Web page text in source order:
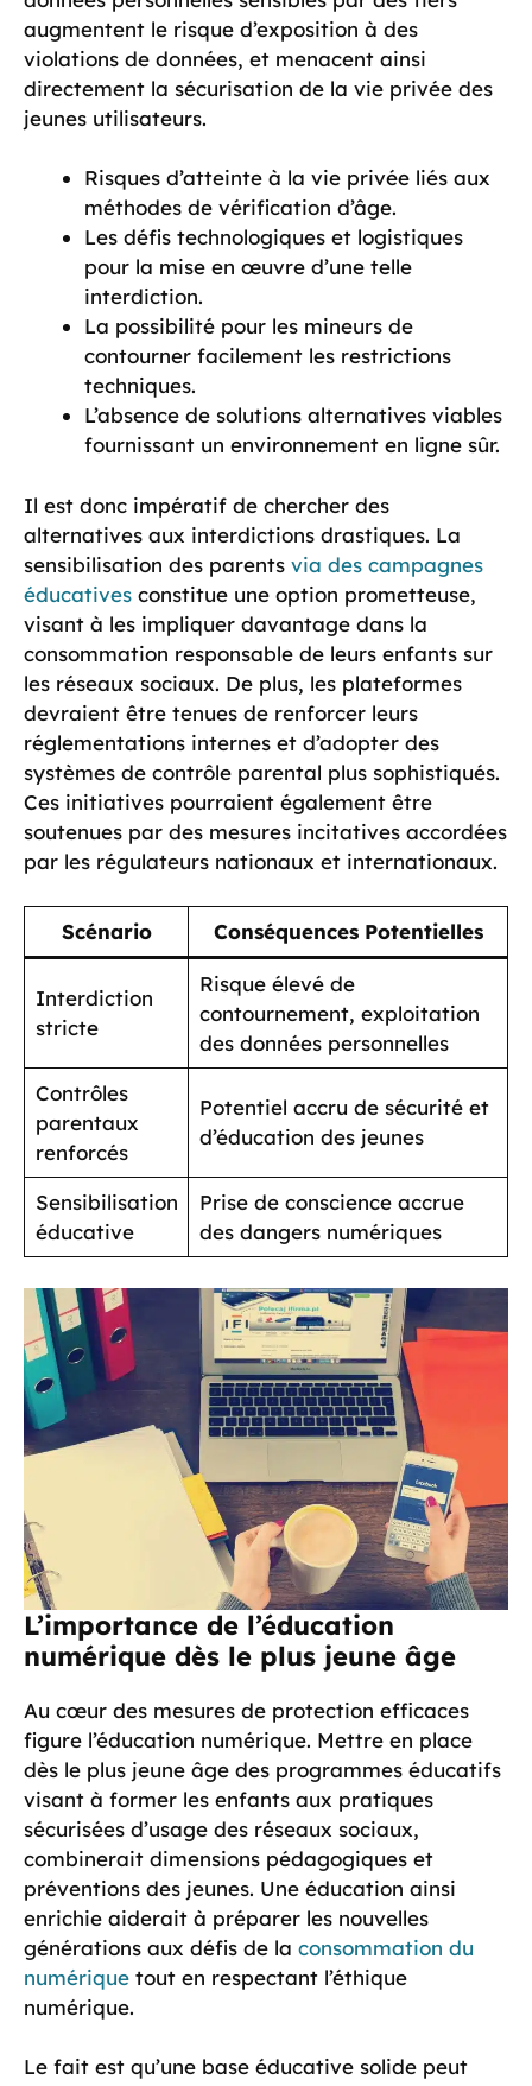
augmentent le risque d’exposition à des
violations de données, et menacent ainsi
directement la sécurisation de la vie privée des
jeunes utilisateurs.
Risques d’atteinte à la vie privée liés aux
méthodes de vérification d’âge.
Les défis technologiques et logistiques
pour la mise en œuvre d’une telle
interdiction.
La possibilité pour les mineurs de
contourner facilement les restrictions
techniques.
L’absence de solutions alternatives viables
fournissant un environnement en ligne sûr.
Il est donc impératif de chercher des
alternatives aux interdictions drastiques. La
sensibilisation des parents via des campagnes
éducatives constitue une option prometteuse,
visant à les impliquer davantage dans la
consommation responsable de leurs enfants sur
les réseaux sociaux. De plus, les plateformes
devraient être tenues de renforcer leurs
réglementations internes et d’adopter des
systèmes de contrôle parental plus sophistiqués.
Ces initiatives pourraient également être
soutenues par des mesures incitatives accordées
par les régulateurs nationaux et internationaux.
Scénario Conséquences Potentielles
Interdiction
stricte
Risque élevé de
contournement, exploitation
des données personnelles
Contrôles
parentaux
renforcés
Potentiel accru de sécurité et
d’éducation des jeunes
Sensibilisation
éducative
Prise de conscience accrue
des dangers numériques
L’importance de l’éducation
numérique dès le plus jeune âge
Au cœur des mesures de protection efficaces
figure l’éducation numérique. Mettre en place
dès le plus jeune âge des programmes éducatifs
visant à former les enfants aux pratiques
sécurisées d’usage des réseaux sociaux,
combinerait dimensions pédagogiques et
préventions des jeunes. Une éducation ainsi
enrichie aiderait à préparer les nouvelles
générations aux défis de la consommation du
numérique tout en respectant l’éthique
numérique.
Le fait est qu’une base éducative solide peut